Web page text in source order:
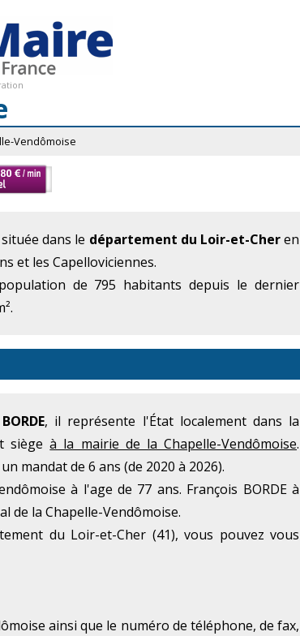
Vendômoise
dans le département du Loir-et-Cheren
et les Capelloviciennes.
de 795 habitants depuis le dernier
, il représente l'État localement dans la
siègeà la mairie de la Chapelle-Vendômoise.
mandat de 6 ans (de 2020 à 2026).
à l'age de 77 ans. François BORDE à
de la Chapelle-Vendômoise.
du Loir-et-Cher (41), vous pouvez vous
ainsi que le numéro de téléphone, de fax,